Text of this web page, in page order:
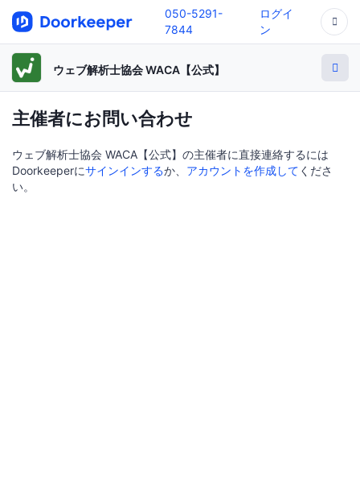
050-5291-
7844
ログイ
ン
ウェブ解析士協会 WACA【公式】
主催者にお問い合わせ
ウェブ解析士協会 WACA【公式】の主催者に直接連絡するには
Doorkeeperにサインインするか、 アカウントを作成して くださ
い。